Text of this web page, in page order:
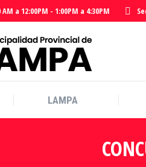
a 12:00PM - 1:00PM a 4:30PM
LAMPA
LAMPA